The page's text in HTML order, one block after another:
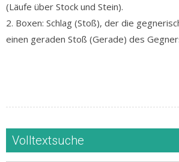
(Läufe über Stock und Stein).
2. Boxen: Schlag (Stoß), der die
einen geraden Stoß (Gerade) des
Volltextsuche